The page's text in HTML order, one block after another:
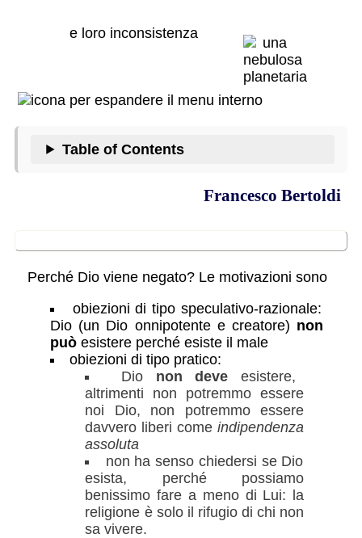
e loro inconsistenza
Table of Contents
Francesco Bertoldi
Perché Dio viene negato? Le motivazioni sono
obiezioni di tipo speculativo-razionale:
Dio (un Dio onnipotente e creatore) non
può esistere perché esiste il male
obiezioni di tipo pratico:
Dio non deve esistere,
altrimenti non potremmo essere
noi Dio, non potremmo essere
davvero liberi comeindipendenza
assoluta
non ha senso chiedersi se Dio
esista, perché possiamo
benissimo fare a meno di Lui: la
religione è solo il rifugio di chi non
sa vivere.